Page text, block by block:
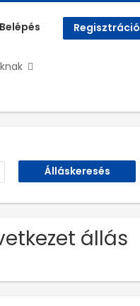
Belépés Regisztráció
állás